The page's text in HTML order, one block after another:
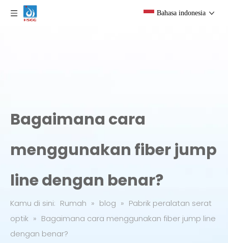
Bahasa indonesia
Bagaimana cara
menggunakan fiber jump
line dengan benar?
Kamu di sini: Rumah » blog » Pabrik peralatan serat
optik » Bagaimana cara menggunakan fiber jump line
dengan benar?